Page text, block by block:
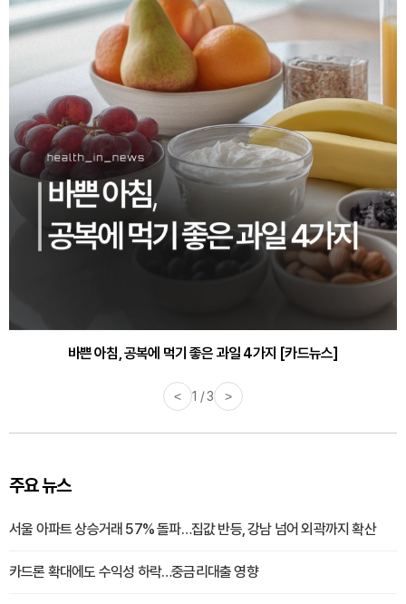
바쁜 아침, 공복에 먹기 좋은 과일 4가지 [카드뉴스]
< 1 / 3 >
주요 뉴스
서울 아파트 상승거래 57% 돌파…집값 반등, 강남 넘어 외곽까지 확산
카드론 확대에도 수익성 하락…중금리대출 영향